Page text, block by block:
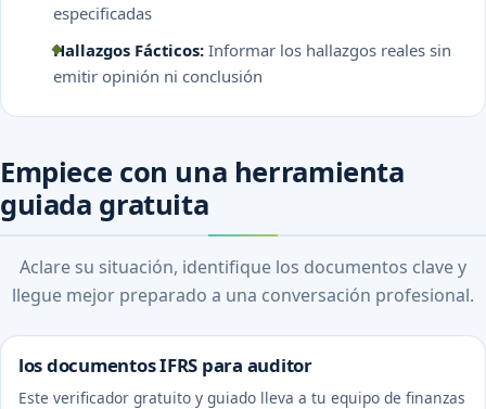
especificadas
Hallazgos Fácticos: Informar los hallazgos reales sin
emitir opinión ni conclusión
Empiece con una herramienta
guiada gratuita
Aclare su situación, identifique los documentos clave y
llegue mejor preparado a una conversación profesional.
los documentos IFRS para auditor
Este verificador gratuito y guiado lleva a tu equipo de finanzas